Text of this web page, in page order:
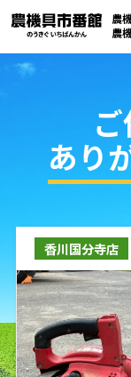
買取実績
コラム・
取り扱い商
販売中の農
よく頂く質
お問い合わ
農
農
あり
香川国分寺店